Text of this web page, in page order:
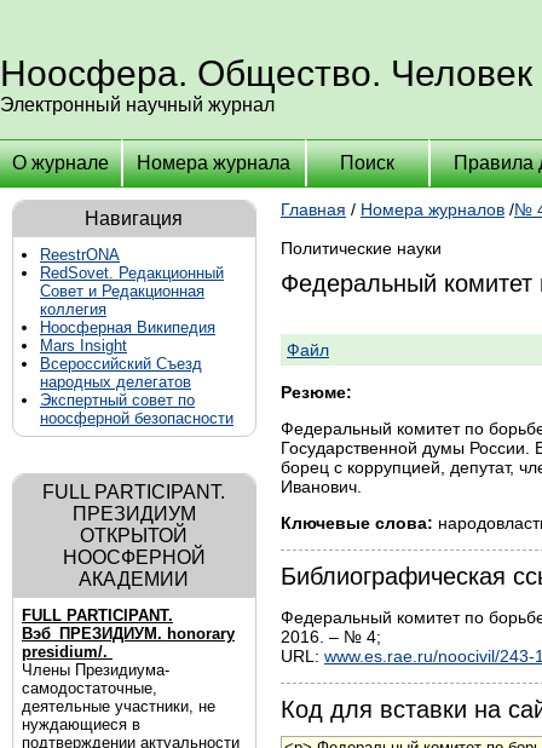
Ноосфера. Общество. Человек
Электронный научный журнал
О журнале Номера журнала Поиск Правила
Навигация
ReestrONA
RedSovet. Редакционный
Совет и Редакционная
коллегия
Ноосферная Википедия
Mars Insight
Всероссийский Съезд
народных делегатов
Экспертный совет по
ноосферной безопасности
FULL PARTICIPANT.
ПРЕЗИДИУМ
ОТКРЫТОЙ
НООСФЕРНОЙ
АКАДЕМИИ
FULL PARTICIPANT.
Вэб_ПРЕЗИДИУМ. honorary
presidium/.
Члены Президиума-
самодостаточные,
деятельные участники, не
нуждающиеся в
подтверждении актуальности
Главная / Номера журналов /№
Политические науки
Федеральный комитет
Файл
Резюме:
Федеральный комитет по
Государственной думы России.
борец с коррупцией, депутат,
Иванович.
Ключевые слова:
Библиографическая
Федеральный комитет по
2016. – № 4;
URL: www.es.rae.ru/noocivil/243-
Код для вставки на